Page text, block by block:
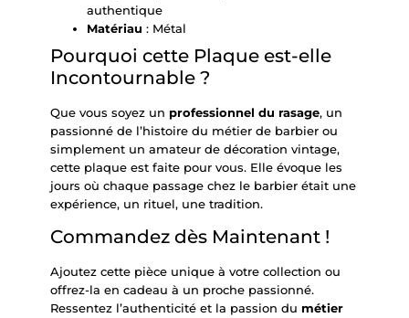
authentique
Matériau : Métal
Pourquoi cette Plaque est-elle
Incontournable ?
Que vous soyez un professionnel du rasage, un
passionné de l’histoire du métier de barbier ou
simplement un amateur de décoration vintage,
cette plaque est faite pour vous. Elle évoque les
jours où chaque passage chez le barbier était une
expérience, un rituel, une tradition.
Commandez dès Maintenant !
Ajoutez cette pièce unique à votre collection ou
offrez-la en cadeau à un proche passionné.
Ressentez l’authenticité et la passion du métier